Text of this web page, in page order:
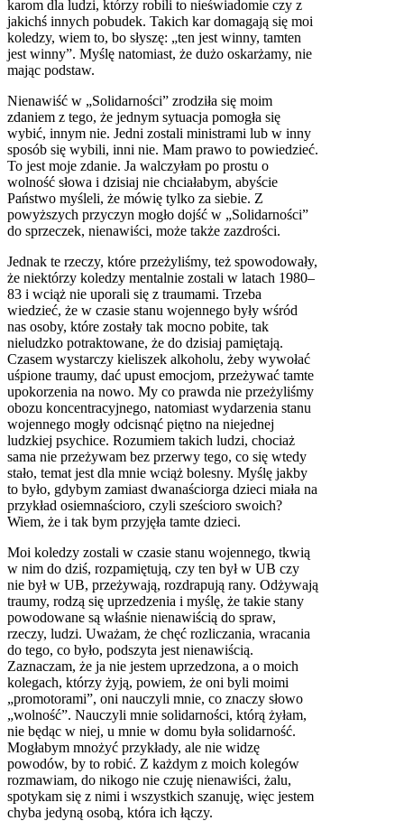
karom dla ludzi, którzy robili to nieświadomie czy z
jakichś innych pobudek. Takich kar domagają się moi
koledzy, wiem to, bo słyszę: „ten jest winny, tamten
jest winny”. Myślę natomiast, że dużo oskarżamy, nie
mając podstaw.
Nienawiść w „Solidarności” zrodziła się moim
zdaniem z tego, że jednym sytuacja pomogła się
wybić, innym nie. Jedni zostali ministrami lub w inny
sposób się wybili, inni nie. Mam prawo to powiedzieć.
To jest moje zdanie. Ja walczyłam po prostu o
wolność słowa i dzisiaj nie chciałabym, abyście
Państwo myśleli, że mówię tylko za siebie. Z
powyższych przyczyn mogło dojść w „Solidarności”
do sprzeczek, nienawiści, może także zazdrości.
Jednak te rzeczy, które przeżyliśmy, też spowodowały,
że niektórzy koledzy mentalnie zostali w latach 1980–
83 i wciąż nie uporali się z traumami. Trzeba
wiedzieć, że w czasie stanu wojennego były wśród
nas osoby, które zostały tak mocno pobite, tak
nieludzko potraktowane, że do dzisiaj pamiętają.
Czasem wystarczy kieliszek alkoholu, żeby wywołać
uśpione traumy, dać upust emocjom, przeżywać tamte
upokorzenia na nowo. My co prawda nie przeżyliśmy
obozu koncentracyjnego, natomiast wydarzenia stanu
wojennego mogły odcisnąć piętno na niejednej
ludzkiej psychice. Rozumiem takich ludzi, chociaż
sama nie przeżywam bez przerwy tego, co się wtedy
stało, temat jest dla mnie wciąż bolesny. Myślę jakby
to było, gdybym zamiast dwanaściorga dzieci miała na
przykład osiemnaścioro, czyli sześcioro swoich?
Wiem, że i tak bym przyjęła tamte dzieci.
Moi koledzy zostali w czasie stanu wojennego, tkwią
w nim do dziś, rozpamiętują, czy ten był w UB czy
nie był w UB, przeżywają, rozdrapują rany. Odżywają
traumy, rodzą się uprzedzenia i myślę, że takie stany
powodowane są właśnie nienawiścią do spraw,
rzeczy, ludzi. Uważam, że chęć rozliczania, wracania
do tego, co było, podszyta jest nienawiścią.
Zaznaczam, że ja nie jestem uprzedzona, a o moich
kolegach, którzy żyją, powiem, że oni byli moimi
„promotorami”, oni nauczyli mnie, co znaczy słowo
„wolność”. Nauczyli mnie solidarności, którą żyłam,
nie będąc w niej, u mnie w domu była solidarność.
Mogłabym mnożyć przykłady, ale nie widzę
powodów, by to robić. Z każdym z moich kolegów
rozmawiam, do nikogo nie czuję nienawiści, żalu,
spotykam się z nimi i wszystkich szanuję, więc jestem
chyba jedyną osobą, która ich łączy.